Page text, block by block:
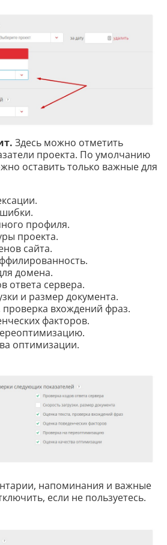
Здесь можно отметить
проекта. По умолчанию
оставить только важные для
профиля.
проекта.
сайта.
домена.
ответа сервера.
и размер документа.
проверка вхождений фраз.
факторов.
оптимизации.
напоминания и важные
если не пользуетесь.